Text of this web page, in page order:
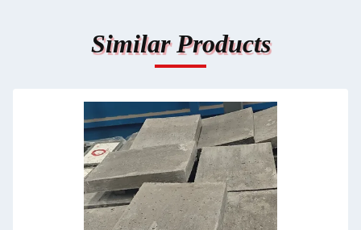
Similar Products